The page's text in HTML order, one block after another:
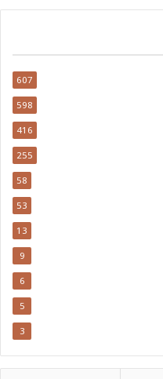
607
598
416
255
58
53
13
9
6
5
3